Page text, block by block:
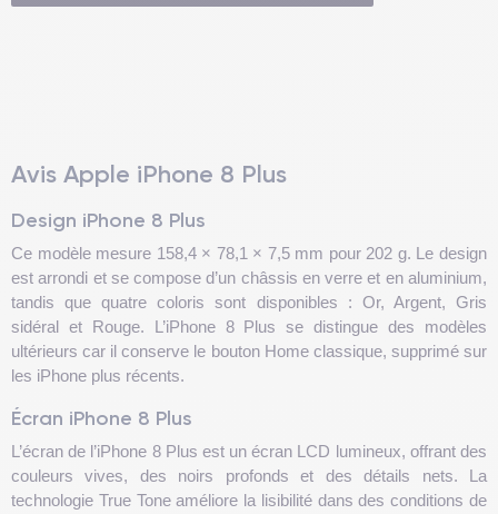
Avis Apple iPhone 8 Plus
Design iPhone 8 Plus
Ce modèle mesure 158,4 × 78,1 × 7,5 mm pour 202 g. Le design
est arrondi et se compose d’un châssis en verre et en aluminium,
tandis que quatre coloris sont disponibles : Or, Argent, Gris
sidéral et Rouge. L’iPhone 8 Plus se distingue des modèles
ultérieurs car il conserve le bouton Home classique, supprimé sur
les iPhone plus récents.
Écran iPhone 8 Plus
L’écran de l’iPhone 8 Plus est un écran LCD lumineux, offrant des
couleurs vives, des noirs profonds et des détails nets. La
technologie True Tone améliore la lisibilité dans des conditions de